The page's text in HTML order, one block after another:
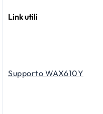
Link utili
Supporto WAX610Y